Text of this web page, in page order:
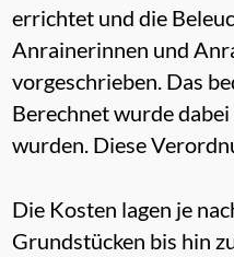
errichtet und die
Anrainerinnen und
vorgeschrieben. Das
Berechnet wurde
wurden. Diese
Die Kosten lagen je
Grundstücken bis hin